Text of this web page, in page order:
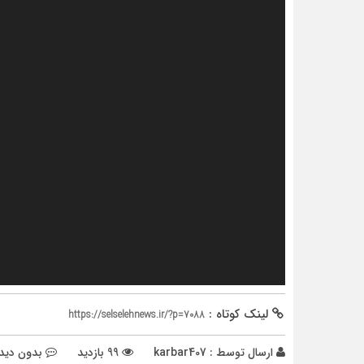
لینک کوتاه : https://selselehnews.ir/?p=7088
ارسال توسط : karbar407 بدون